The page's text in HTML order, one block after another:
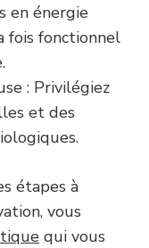
en énergie
fois fonctionnel
: Privilégiez
et des
étapes à
vous
qui vous